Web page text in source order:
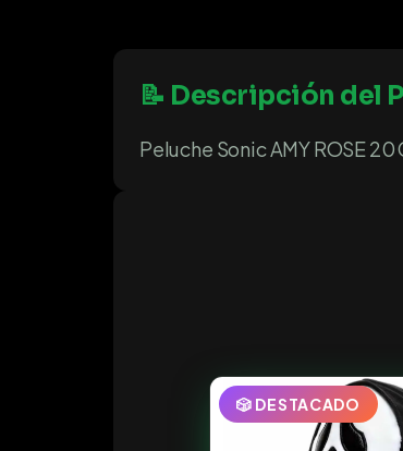
📝 Descripción del
Peluche Sonic AMY ROSE 20
🎲 DESTACADO